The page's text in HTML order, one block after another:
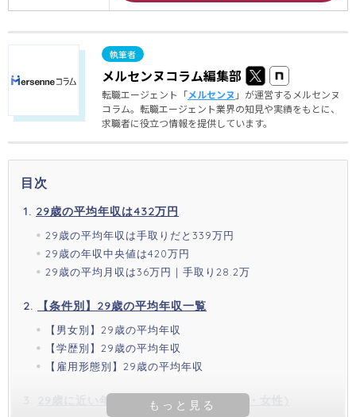
メルセンヌコラム編集部
転職エージェント「メルセンヌ 」が運営するメルセンヌ
コラム。転職エージェント業界の知見や実績をもとに、
求職者に役立つ情報を提供しています。
目次
29歳の平均年収は432万円
29歳の平均年収は手取りだと339万円
29歳の年収中央値は420万円
29歳の平均月収は36万円｜手取り28.2万
【条件別】29歳の平均年収一覧
【男女別】29歳の平均年収
【学歴別】29歳の平均年収
【雇用形態別】29歳の平均年収
29歳に近い年代の平均年収(全体・男性・女性)